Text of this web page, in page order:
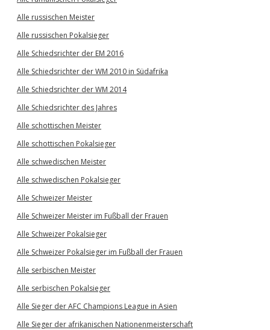
Alle russischen Meister
Alle russischen Pokalsieger
Alle Schiedsrichter der EM 2016
Alle Schiedsrichter der WM 2010 in Südafrika
Alle Schiedsrichter der WM 2014
Alle Schiedsrichter des Jahres
Alle schottischen Meister
Alle schottischen Pokalsieger
Alle schwedischen Meister
Alle schwedischen Pokalsieger
Alle Schweizer Meister
Alle Schweizer Meister im Fußball der Frauen
Alle Schweizer Pokalsieger
Alle Schweizer Pokalsieger im Fußball der Frauen
Alle serbischen Meister
Alle serbischen Pokalsieger
Alle Sieger der AFC Champions League in Asien
Alle Sieger der afrikanischen Nationenmeisterschaft